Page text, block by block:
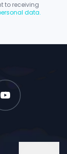
to receiving
data.